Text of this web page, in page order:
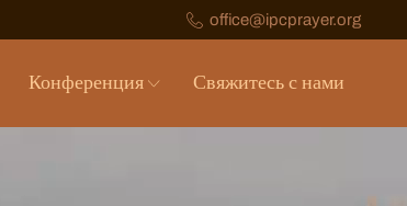
office@ipcprayer.org
Конференция Свяжитесь с нами